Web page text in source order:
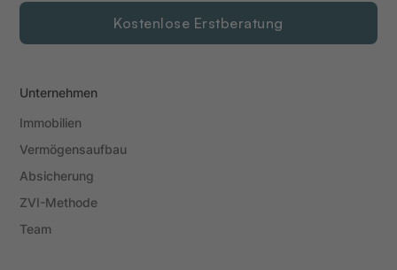
Kostenlose Erstberatung
Unternehmen
Immobilien
Vermögensaufbau
Absicherung
ZVI-Methode
Team